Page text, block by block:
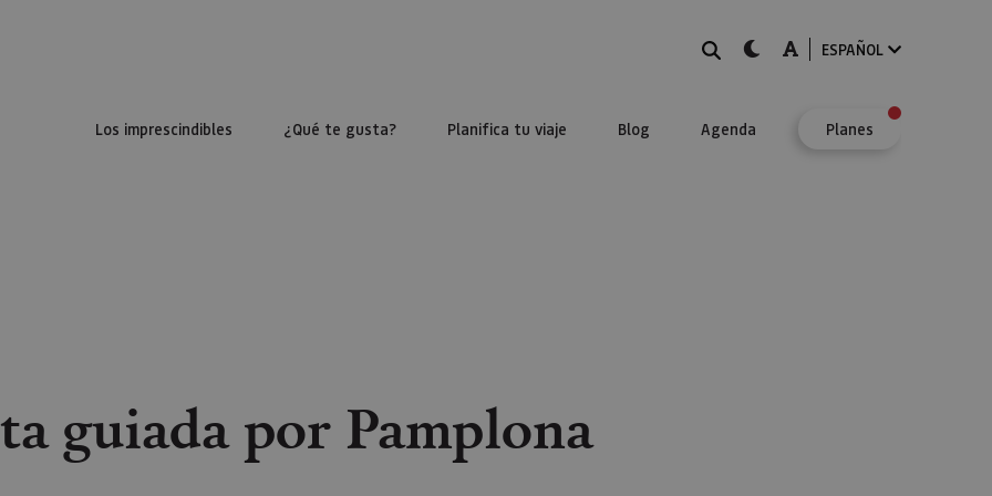
BUSCARdark-mode
A-modeESPAÑOL
Los imprescindibles ¿Qué te gusta? Planifica tu viaje Blog Agenda Planes
guiada por Pamplona